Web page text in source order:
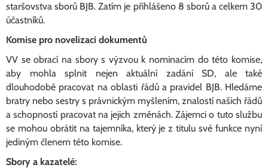
staršovstva sborů BJB. Zatím je přihlášeno 8 sborů a celkem 30
účastníků.
Komise pro novelizaci dokumentů
VV se obrací na sbory s výzvou k nominacím do této komise,
aby mohla splnit nejen aktuální zadání SD, ale také
dlouhodobě pracovat na oblasti řádů a pravidel BJB. Hledáme
bratry nebo sestry s právnickým myšlením, znalostí našich řádů
a schopností pracovat na jejich změnách. Zájemci o tuto službu
se mohou obrátit na tajemníka, který je z titulu své funkce nyní
jediným členem této komise.
Sbory a kazatelé: